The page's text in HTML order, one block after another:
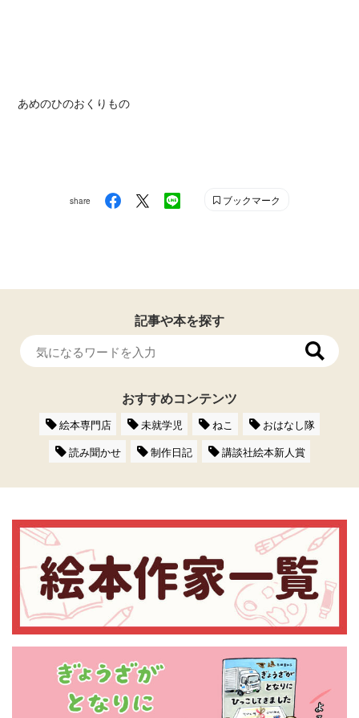
あめのひのおくりもの
share ブックマーク
記事や本を探す
おすすめコンテンツ
絵本専門店 未就学児 ねこ
おはなし隊
読み聞かせ
制作日記 講談社絵本新人賞